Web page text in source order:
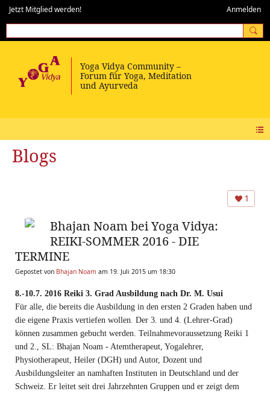
Jetzt Mitglied werden! Anmelden
Blogs
1
Bhajan Noam bei Yoga Vidya:
REIKI-SOMMER 2016 - DIE
TERMINE
Gepostet von Bhajan Noam am 19. Juli 2015 um 18:30
8.-10.7. 2016 Reiki 3. Grad Ausbildung nach Dr. M. Usui
Für alle, die bereits die Ausbildung in den ersten 2 Graden haben und
die eigene Praxis vertiefen wollen. Der 3. und 4. (Lehrer-Grad)
können zusammen gebucht werden. Teilnahmevoraussetzung Reiki 1
und 2., SL: Bhajan Noam - Atemtherapeut, Yogalehrer,
Physiotherapeut, Heiler (DGH) und Autor, Dozent und
Ausbildungsleiter an namhaften Instituten in Deutschland und der
Schweiz. Er leitet seit drei Jahrzehnten Gruppen und er zeigt dem